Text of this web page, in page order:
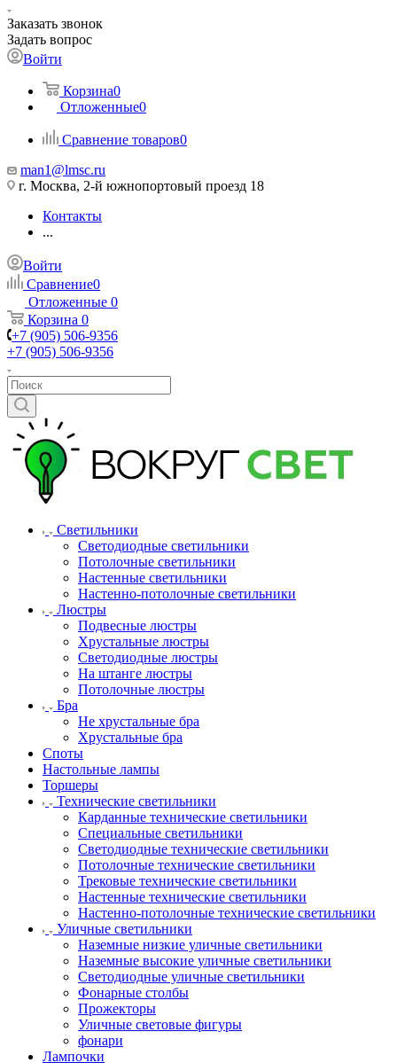
Заказать звонок
Задать вопрос
Войти
Корзина0
Отложенные0
Сравнение товаров0
man1@lmsc.ru
г. Москва, 2-й южнопортовый проезд 18
Контакты
...
Войти
Сравнение0
Отложенные 0
Корзина 0
+7 (905) 506-9356
+7 (905) 506-9356
Светильники
Светодиодные светильники
Потолочные светильники
Настенные светильники
Настенно-потолочные светильники
Люстры
Подвесные люстры
Хрустальные люстры
Светодиодные люстры
На штанге люстры
Потолочные люстры
Бра
Не хрустальные бра
Хрустальные бра
Споты
Настольные лампы
Торшеры
Технические светильники
Карданные технические светильники
Специальные светильники
Светодиодные технические светильники
Потолочные технические светильники
Трековые технические светильники
Настенные технические светильники
Настенно-потолочные технические светильники
Уличные светильники
Наземные низкие уличные светильники
Наземные высокие уличные светильники
Светодиодные уличные светильники
Фонарные столбы
Прожекторы
Уличные световые фигуры
фонари
Лампочки